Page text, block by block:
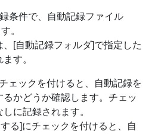
条件で、自動記録ファイル
。
、[自動記録フォルダ]で指定した
す。
ェックを付けると、自動記録を
かどうか確認します。チェッ
に記録されます。
る]にチェックを付けると、自